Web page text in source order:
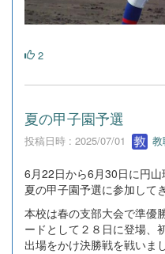
2
夏の甲子園予選
投稿日時 : 2025/07/01 教
6月22日から6月30日に円
夏の甲子園予選に参加して
本校は春の支部大会で準優
ードとして２８日に登場、
出場をかけ決勝戦を戦いまし